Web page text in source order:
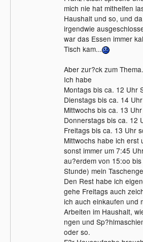
mich nie hat mithelfen
Haushalt und so, und
irgendwie
war das Essen immer
Tisch kam...
Aber zur?ck zum
Ich habe
Montags bis ca. 12 Uhr
Dienstags bis ca. 14
Mittwochs bis ca. 13
Donnerstags bis ca. 12
Freitags bis ca. 13 Uhr
Mittwochs habe ich erst
sonst immer um 7:45
au?erdem von 15:oo
Stunde) mein
Den Rest habe ich
gehe Freitags auch
ich auch einkaufen und
Arbeiten im Haushalt,
ngen und
oder so.